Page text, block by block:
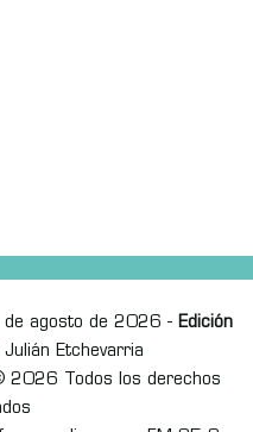
agosto de 2026 - Edición
Julián Etchevarria
2026 Todos los derechos